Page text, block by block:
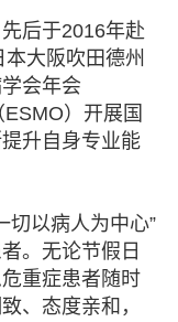
后于2016年赴
大阪吹田德州
会年会
ESMO）开展国
升自身专业能
以病人为中心”
。无论节假日
重症患者随时
、态度亲和，